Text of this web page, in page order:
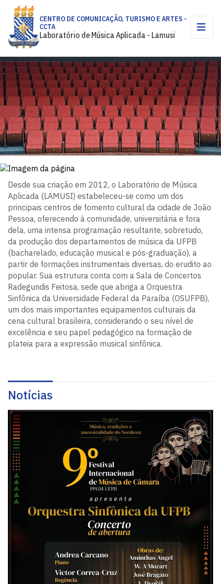
CENTRO DE COMUNICAÇÃO, TURISMO E ARTES -
CCTA
Laboratório de Música Aplicada - Lamusi
Desde sua criação em 2012, o Laboratório de Música
Aplicada (LAMUSI) estabeleceu-se como um dos
principais centros de fomento cultural da cidade de João
Pessoa, oferecendo à comunidade, universitária e fora
dela, uma intensa programação resultante, sobretudo,
da produção dos departamentos de música da UFPB
(bacharelado, educação musical e pós-graduação), a
partir de formações instrumentais diversas, do erudito ao
popular. Sua estrutura conta com a Sala de Concertos
Radegundis Feitosa, sede que abriga a Orquestra
Sinfônica da Universidade Federal da Paraíba (OSUFPB),
um dos mais importantes equipamentos culturais da
cena cultural brasileira, considerando o seu nível de
excelência e seu papel pedagógico na formação de
plateia para a expressão musical sinfônica.
Notícias